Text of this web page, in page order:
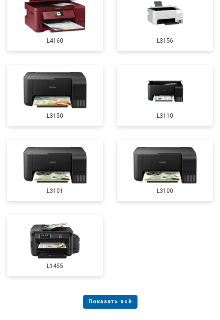
L4160 L3156
L3150 L3110
L3101 L3100
L1455